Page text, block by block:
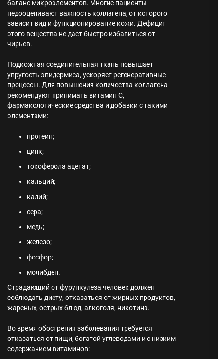
баланс микроэлементов. Многие пациенты
недооценивают важность коллагена, от которого
зависит вид и функционирование кожи. Дефицит
этого вещества не даст быстро избавиться от
чирьев.
Подкожная соединительная ткань повышает
упругость эпидермиса, ускоряет регенеративные
процессы. Для повышения количества коллагена
рекомендуют принимать витамин С,
фармакологические средства и добавки с такими
элементами:
протеин;
цинк;
токоферола ацетат;
кальций;
калий;
сера;
медь;
железо;
фосфор;
молибден.
Страдающий от фурункулеза человек должен
соблюдать диету, отказаться от жирных продуктов,
жареных, острых блюд, алкоголя, никотина.
Во время обострения заболевания требуется
отказаться от пищи, богатой углеводами и с низким
содержанием витаминов: